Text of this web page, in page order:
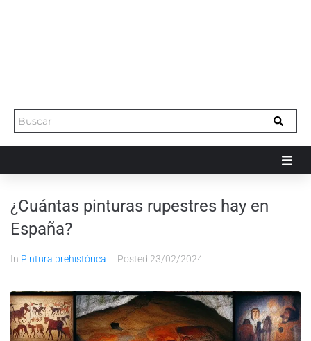
¿Cuántas pinturas rupestres hay en
España?
In Pintura prehistórica Posted 23/02/2024